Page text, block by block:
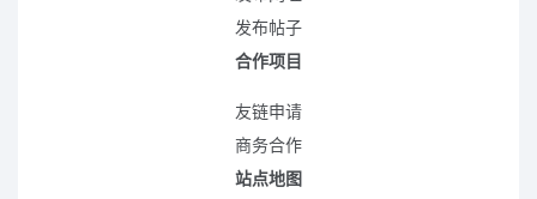
发布帖子
合作项目
友链申请
商务合作
站点地图